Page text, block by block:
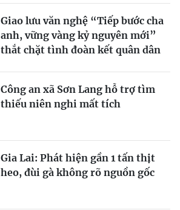
Giao lưu văn nghệ “Tiếp bước cha
anh, vững vàng kỷ nguyên mới”
thắt chặt tình đoàn kết quân dân
Công an xã Sơn Lang hỗ trợ tìm
thiếu niên nghi mất tích
Gia Lai: Phát hiện gần 1 tấn thịt
heo, đùi gà không rõ nguồn gốc